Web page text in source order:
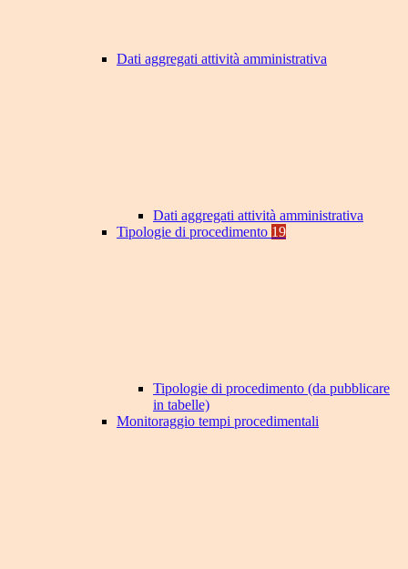
Dati aggregati attività amministrativa
Dati aggregati attività amministrativa
Tipologie di procedimento 19
Tipologie di procedimento (da pubblicare
in tabelle)
Monitoraggio tempi procedimentali